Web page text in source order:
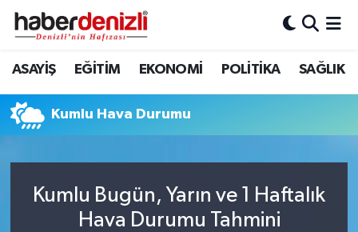
ASAYİŞ EĞİTİM EKONOMİ POLİTİKA SAĞLIK
Kumlu Hava Durumu
Kumlu Bugün, Yarın ve 1 Haftalık
Hava Durumu Tahmini
Denizli Nöbetçi Eczaneler
Tüm Manşetler